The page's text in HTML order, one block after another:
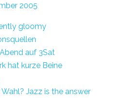
2005
gloomy
auf 3Sat
hat kurze Beine
Wahl? Jazz is the answer